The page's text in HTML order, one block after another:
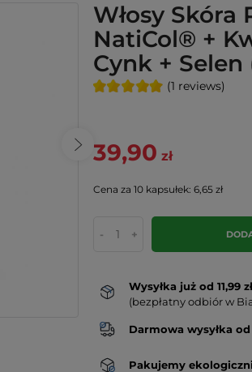
Włosy Skóra
NatiCol® +
Cynk +
(1 reviews)
39,90 zł
Cena za 10 kapsułek: 6,65 zł
- +
Wysyłka już od 11,99
(bezpłatny odbiór w
Darmowa wysyłka od
Pakujemy